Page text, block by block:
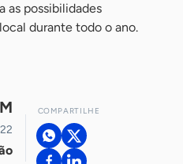
as possibilidades
durante todo o ano.
COMPARTILHE